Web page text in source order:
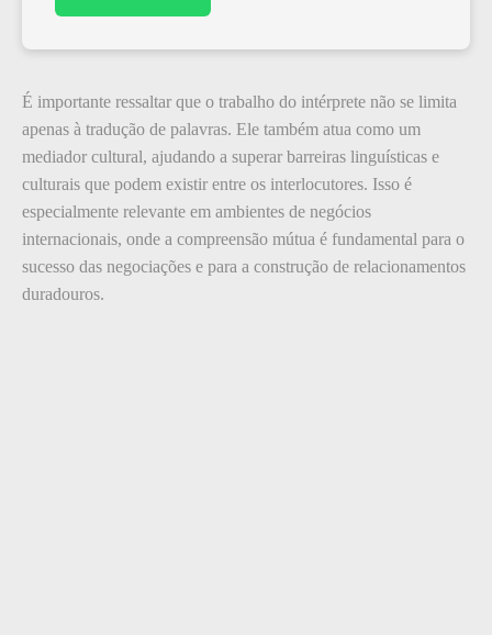
É importante ressaltar que o trabalho do intérprete não se limita
apenas à tradução de palavras. Ele também atua como um
mediador cultural, ajudando a superar barreiras linguísticas e
culturais que podem existir entre os interlocutores. Isso é
especialmente relevante em ambientes de negócios
internacionais, onde a compreensão mútua é fundamental para o
sucesso das negociações e para a construção de relacionamentos
duradouros.